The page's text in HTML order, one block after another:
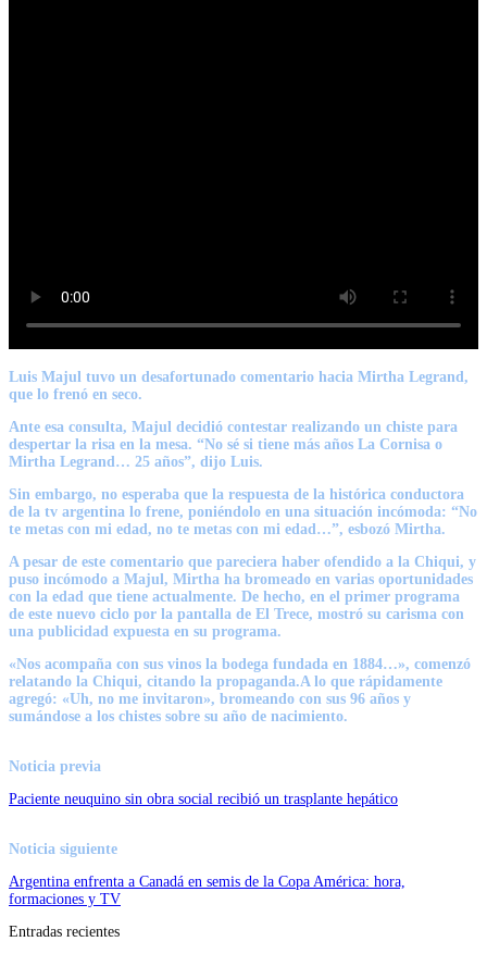
Luis Majul tuvo un desafortunado comentario hacia Mirtha Legrand,
que lo frenó en seco.
Ante esa consulta, Majul decidió contestar realizando un chiste para
despertar la risa en la mesa. “No sé si tiene más años La Cornisa o
Mirtha Legrand… 25 años”, dijo Luis.
Sin embargo, no esperaba que la respuesta de la histórica conductora
de la tv argentina lo frene, poniéndolo en una situación incómoda: “No
te metas con mi edad, no te metas con mi edad…”, esbozó Mirtha.
A pesar de este comentario que pareciera haber ofendido a la Chiqui, y
puso incómodo a Majul, Mirtha ha bromeado en varias oportunidades
con la edad que tiene actualmente. De hecho, en el primer programa
de este nuevo ciclo por la pantalla de El Trece, mostró su carisma con
una publicidad expuesta en su programa.
«Nos acompaña con sus vinos la bodega fundada en 1884…», comenzó
relatando la Chiqui, citando la propaganda.A lo que rápidamente
agregó: «Uh, no me invitaron», bromeando con sus 96 años y
sumándose a los chistes sobre su año de nacimiento.
Noticia previa
Paciente neuquino sin obra social recibió un trasplante hepático
Noticia siguiente
Argentina enfrenta a Canadá en semis de la Copa América: hora,
formaciones y TV
Entradas recientes